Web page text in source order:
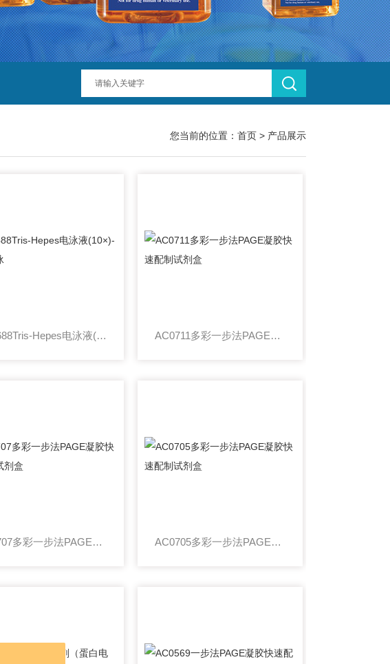
您当前的位置： 首页 > 产品展示
AC0688Tris-Hepes电泳液(10×)-蛋白电泳 AC0711多彩一步法PAGE凝胶快速配制试剂盒
AC0707多彩一步法PAGE凝胶快速配制试剂盒 AC0705多彩一步法PAGE凝胶快速配制试剂盒